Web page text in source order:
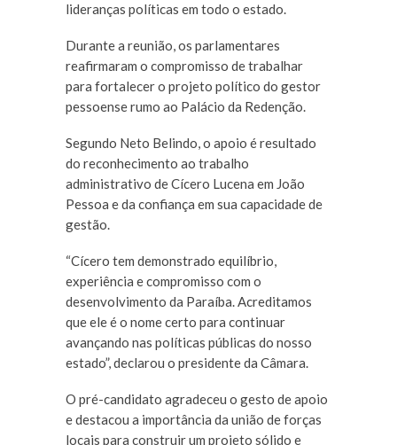
lideranças políticas em todo o estado.
Durante a reunião, os parlamentares
reafirmaram o compromisso de trabalhar
para fortalecer o projeto político do gestor
pessoense rumo ao Palácio da Redenção.
Segundo Neto Belindo, o apoio é resultado
do reconhecimento ao trabalho
administrativo de Cícero Lucena em João
Pessoa e da confiança em sua capacidade de
gestão.
“Cícero tem demonstrado equilíbrio,
experiência e compromisso com o
desenvolvimento da Paraíba. Acreditamos
que ele é o nome certo para continuar
avançando nas políticas públicas do nosso
estado”, declarou o presidente da Câmara.
O pré-candidato agradeceu o gesto de apoio
e destacou a importância da união de forças
locais para construir um projeto sólido e